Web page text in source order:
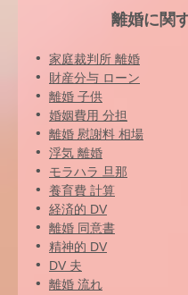
離婚に関
家庭裁判所 離婚
財産分与 ローン
離婚 子供
婚姻費用 分担
離婚 慰謝料 相場
浮気 離婚
モラハラ 旦那
養育費 計算
経済的 DV
離婚 同意書
精神的 DV
DV 夫
離婚 流れ